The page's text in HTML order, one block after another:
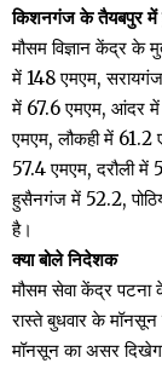
किशनगंज के तैयबपुर में
मौसम विज्ञान केंद्र के
में 148 एमएम,
में 67.6 एमएम, आंदर
एमएम, लौकही में 61.2
57.4 एमएम, दरौली
हुसैनगंज में 52.2,
है।
क्या बोले निदेशक
मौसम सेवा केंद्र पटना
रास्ते बुधवार के
मॉनसून का असर